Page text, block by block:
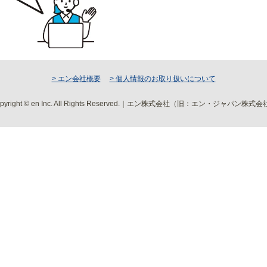
> エン会社概要 > 個人情報のお取り扱いについて
© en Inc. All Rights Reserved.｜エン株式会社（旧：エン・ジャパン株式会